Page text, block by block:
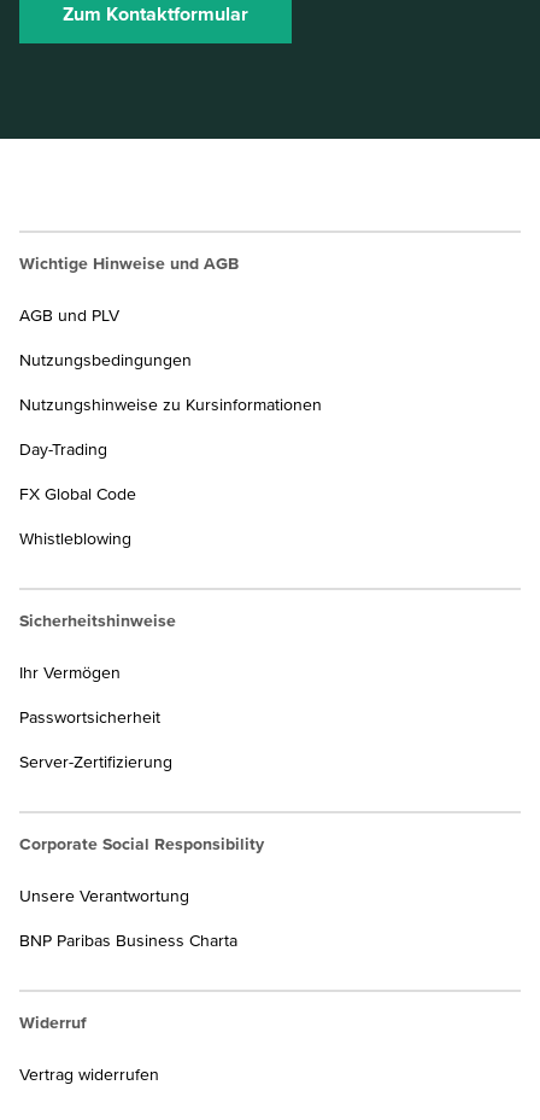
Zum Kontaktformular
Wichtige Hinweise und AGB
AGB und PLV
Nutzungsbedingungen
Nutzungshinweise zu Kursinformationen
Day-Trading
FX Global Code
Whistleblowing
Sicherheitshinweise
Ihr Vermögen
Passwortsicherheit
Server-Zertifizierung
Corporate Social Responsibility
Unsere Verantwortung
BNP Paribas Business Charta
Widerruf
Vertrag widerrufen